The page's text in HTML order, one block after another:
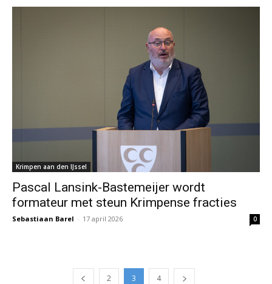
Krimpen aan den IJssel
Pascal Lansink-Bastemeijer wordt
formateur met steun Krimpense fracties
Sebastiaan Barel - 17 april 2026 0
2 3 4